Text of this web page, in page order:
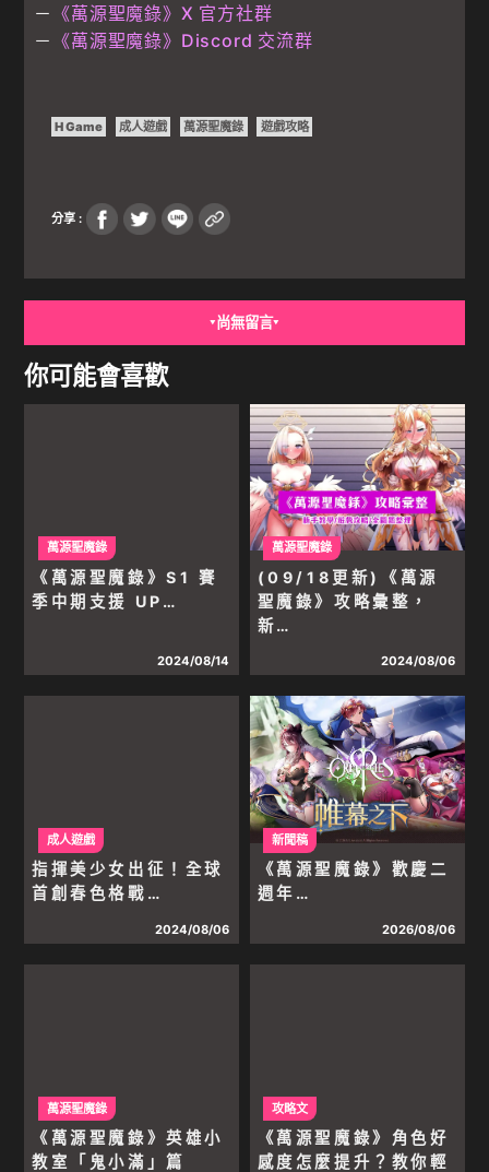
－ 《萬源聖魔錄》X 官方社群
－ 《萬源聖魔錄》Discord 交流群
H Game 成人遊戲 萬源聖魔錄 遊戲攻略
分享 :
▼ 尚無留言▼
你可能會喜歡
《萬源聖魔錄》S1 賽
季中期支援 UP…
2024/08/14
萬源聖魔錄
(09/18更新)《萬源
聖魔錄》攻略彙整，
新…
2024/08/06
萬源聖魔錄
指揮美少女出征！全球
首創春色格戰…
2024/08/06
成人遊戲
《萬源聖魔錄》歡慶二
週年…
2026/08/06
新聞稿
《萬源聖魔錄》英雄小
教室「鬼小滿」篇
萬源聖魔錄
《萬源聖魔錄》角色好
感度怎麼提升？教你輕
攻略文